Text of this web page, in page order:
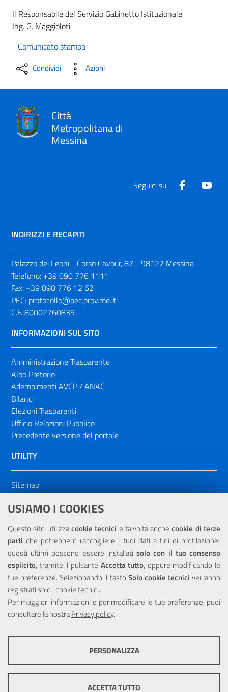
USIAMO I COOKIES
Questo sito utilizzacookie tecnici e talvolta anchecookie di terze
parti che potrebbero raccogliere i tuoi dati a fini di profilazione;
questi ultimi possono essere installatisolo con il tuo consenso
esplicito, tramite il pulsante Accetta tutto, oppure modificando le
tue preferenze. Selezionando il tasto Solo cookie tecnici verranno
registrati solo i cookie tecnici.
Per maggiori informazioni e per modificare le tue preferenze, puoi
consultare la nostraPrivacy policy.
ottimale per ogni utente. Essi non raccolgono i tuoi dati e le tue
PERSONALIZZA
ACCETTA TUTTO
Il Responsabile del Servizio Gabinetto Istituzionale
Ing. G. Maggioloti
- Comunicato stampa
Condividi Azioni
Città
Metropolitana di
Messina
Seguici su: Facebook
INDIRIZZI E RECAPITI
Palazzo dei Leoni - Corso Cavour, 87 - 98122 Messina
Telefono: +39 090 776 1111
Fax: +39 090 776 12 62
PEC: protocollo@pec.prov.me.it
C.F. 80002760835
INFORMAZIONI SUL SITO
Amministrazione Trasparente
Albo Pretorio
Adempimenti AVCP / ANAC
Bilanci
Elezioni Trasparenti
Ufficio Relazioni Pubblico
Precedente versione del portale
UTILITY
Sitemap
Dichiarazione di accessibilità
NOTE LEGALI
Privacy
Portale realizzato con la partecipazione finanziaria dell'Unione
Europea tramite i fondi del POR Sicilia 2000/2006 Misura 6.05 -